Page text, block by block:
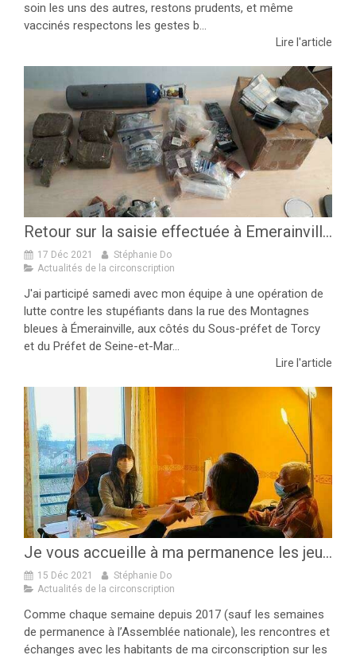
soin les uns des autres, restons prudents, et même
vaccinés respectons les gestes b...
Lire l'article
Retour sur la saisie effectuée à Emerainville le 11 décembre !
17 Déc 2021
Stéphanie Do
Actualités de la circonscription
J'ai participé samedi avec mon équipe à une opération de
lutte contre les stupéfiants dans la rue des Montagnes
bleues à Émerainville, aux côtés du Sous-préfet de Torcy
et du Préfet de Seine-et-Mar...
Lire l'article
Je vous accueille à ma permanence les jeudis et vendredis !
15 Déc 2021
Stéphanie Do
Actualités de la circonscription
Comme chaque semaine depuis 2017 (sauf les semaines
de permanence à l’Assemblée nationale), les rencontres et
échanges avec les habitants de ma circonscription sur les